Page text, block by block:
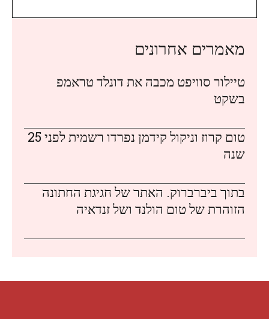
מאמרים אחרונים
טיילור סוויפט מכבה את דונלד טראמפ
בשקט
טום קרוז וניקול קידמן נפרדו רשמית לפני 25
שנה
בתוך ביברברוק. האתר של חגיגת החתונה
הזוהרת של טום הולנד ושל זנדאיה